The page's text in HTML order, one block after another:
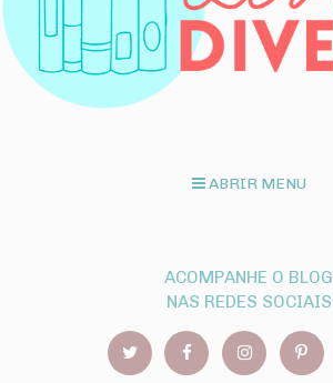
ABRIR MENU
ACOMPANHE O BLOG
NAS REDES SOCIAIS